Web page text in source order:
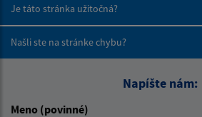
Je táto stránka užitočná?
Našli ste na stránke chybu?
Napíšte nám:
Meno (povinné)